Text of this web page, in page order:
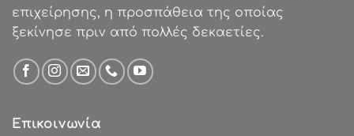
επιχείρησης, η προσπάθεια της οποίας
ξεκίνησε πριν από πολλές δεκαετίες.
Επικοινωνία